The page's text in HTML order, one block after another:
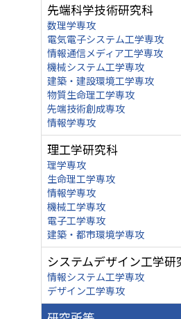
先端科学技術研究科
数理学専攻
電気電子システム工学専攻
情報通信メディア工学専攻
機械システム工学専攻
建築・建設環境工学専攻
物質生命理工学専攻
先端技術創成専攻
情報学専攻
理工学研究科
理学専攻
生命理工学専攻
情報学専攻
機械工学専攻
電子工学専攻
建築・都市環境学専攻
システムデザイン工学研
情報システム工学専攻
デザイン工学専攻